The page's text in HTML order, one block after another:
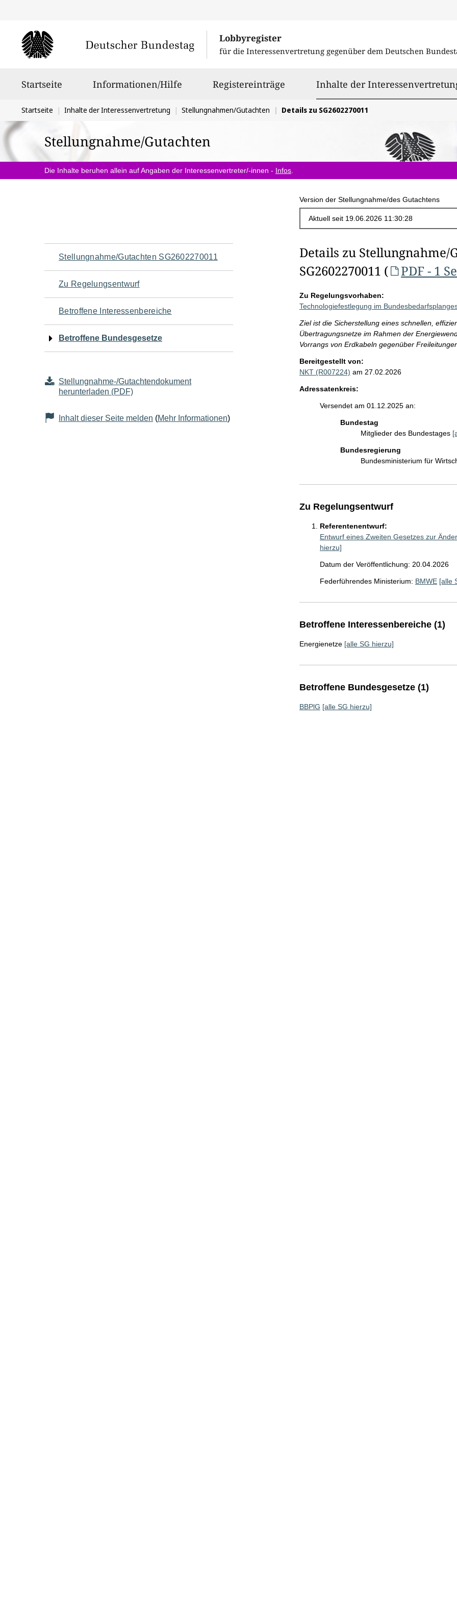
Lobbyregister
für die Interessenvertretung gegenüber dem Deutschen
Startseite Informationen/Hilfe Registereinträge Inhalte der
Sie
befinden
sich
hier:
Startseite Inhalte der Interessenvertretung Stellungnahmen/Gutachten Details zu SG2602270011
Stellungnahme/Gutachten
Die Inhalte beruhen allein auf Angaben der Interessenvertreter/-innen - Infos
Version der Stellungnahme/des Gutachtens
Navigation
für
den
Seiteninhalt
Stellungnahme/Gutachten SG2602270011
Zu Regelungsentwurf
Betroffene Interessenbereiche
Betroffene Bundesgesetze
Stellungnahme-/Gutachtendokument
herunterladen (PDF)
Inhalt dieser Seite melden (Mehr Informationen)
Details zu Stellungnahme/
SG2602270011 (
PDF - 1
Zu Regelungsvorhaben:
Technologiefestlegung im
Ziel ist die Sicherstellung eines schnellen,
Übertragungsnetze im Rahmen der
Vorrangs von Erdkabeln gegenüber
Bereitgestellt von:
NKT (R007224) am 27.02.2026
Adressatenkreis:
Versendet am 01.12.2025 an:
Bundestag
Mitglieder des Bundestages
Bundesregierung
Bundesministerium für
Zu Regelungsentwurf
Referentenentwurf:
Entwurf eines Zweiten Gesetzes zur
hierzu]
Datum der Veröffentlichung: 20.04.2026
Federführendes Ministerium: BMWE [alle
Betroffene Interessenbereiche (1)
Energienetze [alle SG hierzu]
Betroffene Bundesgesetze (1)
BBPlG [alle SG hierzu]